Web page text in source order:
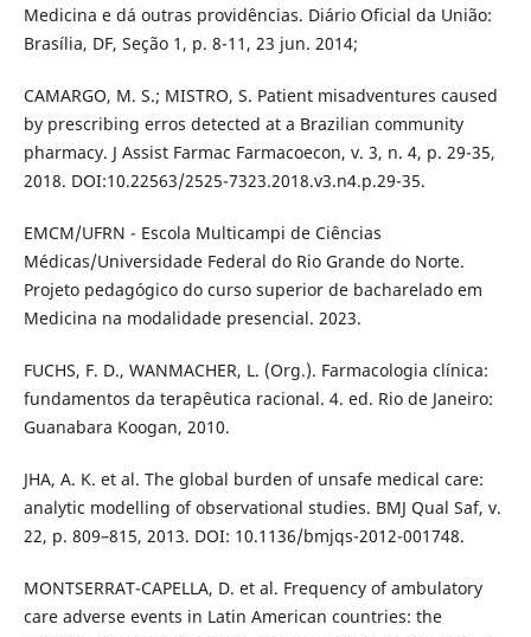
Medicina e dá outras providências. Diário Oficial da União:
Brasília, DF, Seção 1, p. 8-11, 23 jun. 2014;
CAMARGO, M. S.; MISTRO, S. Patient misadventures caused
by prescribing erros detected at a Brazilian community
pharmacy. J Assist Farmac Farmacoecon, v. 3, n. 4, p. 29-35,
2018. DOI:10.22563/2525-7323.2018.v3.n4.p.29-35.
EMCM/UFRN - Escola Multicampi de Ciências
Médicas/Universidade Federal do Rio Grande do Norte.
Projeto pedagógico do curso superior de bacharelado em
Medicina na modalidade presencial. 2023.
FUCHS, F. D., WANMACHER, L. (Org.). Farmacologia clínica:
fundamentos da terapêutica racional. 4. ed. Rio de Janeiro:
Guanabara Koogan, 2010.
JHA, A. K. et al. The global burden of unsafe medical care:
analytic modelling of observational studies. BMJ Qual Saf, v.
22, p. 809–815, 2013. DOI: 10.1136/bmjqs-2012-001748.
MONTSERRAT-CAPELLA, D. et al. Frequency of ambulatory
care adverse events in Latin American countries: the